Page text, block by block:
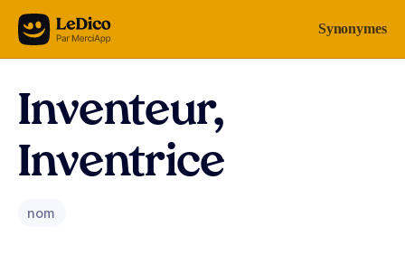
Aller au contenu Synonymes
Inventeur,
Inventrice
nom